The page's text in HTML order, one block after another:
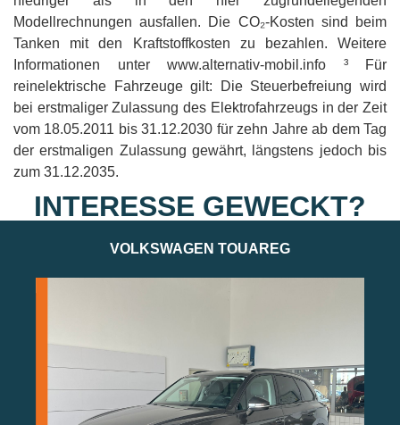
Modellrechnungen ausfallen. Die CO₂-Kosten sind beim
Tanken mit den Kraftstoffkosten zu bezahlen. Weitere
Informationen unter www.alternativ-mobil.info ³ Für
reinelektrische Fahrzeuge gilt: Die Steuerbefreiung wird
bei erstmaliger Zulassung des Elektrofahrzeugs in der Zeit
vom 18.05.2011 bis 31.12.2030 für zehn Jahre ab dem Tag
der erstmaligen Zulassung gewährt, längstens jedoch bis
zum 31.12.2035.
INTERESSE GEWECKT?
VOLKSWAGEN TOUAREG